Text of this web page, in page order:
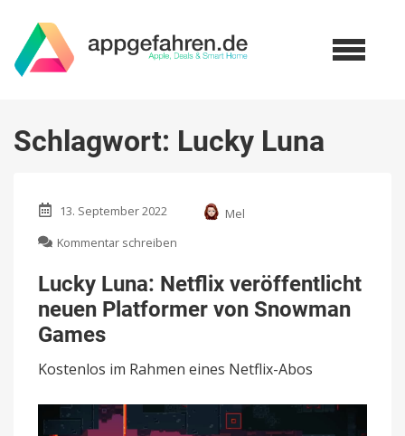
Schlagwort: Lucky Luna
13. September 2022
Mel
Kommentar schreiben
Luna:
Netflix
veröffentlicht
von
Snowman
Lucky Luna: Netflix veröffentlicht
neuen Platformer von Snowman
Games
Kostenlos im Rahmen eines Netflix-Abos